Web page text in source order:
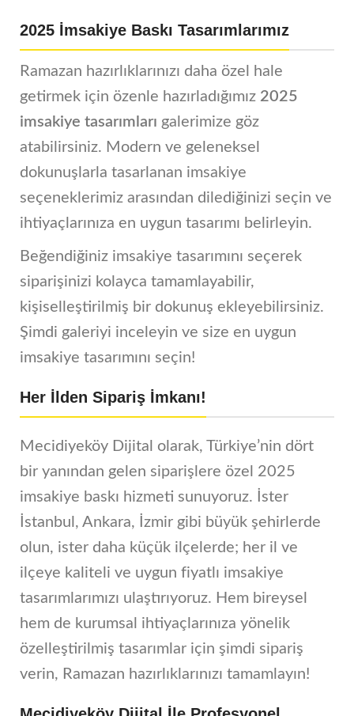
2025 İmsakiye Baskı Tasarımlarımız
Ramazan hazırlıklarınızı daha özel hale
getirmek için özenle hazırladığımız 2025
imsakiye tasarımları galerimize göz
atabilirsiniz. Modern ve geleneksel
dokunuşlarla tasarlanan imsakiye
seçeneklerimiz arasından dilediğinizi seçin ve
ihtiyaçlarınıza en uygun tasarımı belirleyin.
Beğendiğiniz imsakiye tasarımını seçerek
siparişinizi kolayca tamamlayabilir,
kişiselleştirilmiş bir dokunuş ekleyebilirsiniz.
Şimdi galeriyi inceleyin ve size en uygun
imsakiye tasarımını seçin!
Her İlden Sipariş İmkanı!
Mecidiyeköy Dijital olarak, Türkiye’nin dört
bir yanından gelen siparişlere özel 2025
imsakiye baskı hizmeti sunuyoruz. İster
İstanbul, Ankara, İzmir gibi büyük şehirlerde
olun, ister daha küçük ilçelerde; her il ve
ilçeye kaliteli ve uygun fiyatlı imsakiye
tasarımlarımızı ulaştırıyoruz. Hem bireysel
hem de kurumsal ihtiyaçlarınıza yönelik
özelleştirilmiş tasarımlar için şimdi sipariş
verin, Ramazan hazırlıklarınızı tamamlayın!